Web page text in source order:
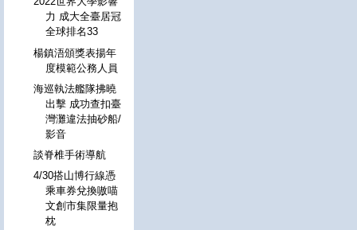
力 成大全臺居冠
全球排名33
楊鎮浯頒獎表揚年
度模範公務人員
海巡執法艦隊拂曉
出擊 成功查扣臺
灣灘違法抽砂船/
影音
談脊椎手術導航
4/30搭山博行線憑
乘車券兌換嗷喵
文創市集限量抱
枕